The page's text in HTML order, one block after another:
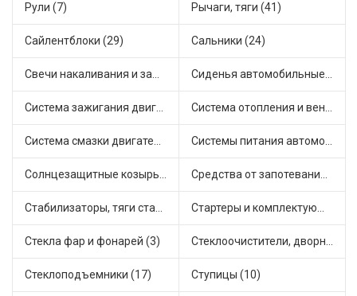
Рули (7) Рычаги, тяги (41)
Сайлентблоки (29) Сальники (24)
Свечи накаливания и зажигания (30) Сиденья автомобильные (1)
Система зажигания двигателя (3) Система отопления и вентиляции (11)
Система смазки двигателя (17) Системы питания автомобиля (18)
Солнцезащитные козырьки для салона автомобиля (3) Средства от запотевания и размораживатели стекла (1)
Стабилизаторы, тяги стабилизатора, стойки стабилиз (3) Стартеры и комплектующие (38)
Стекла фар и фонарей (3) Стеклоочистители, дворники (1)
Стеклоподъемники (17) Ступицы (10)